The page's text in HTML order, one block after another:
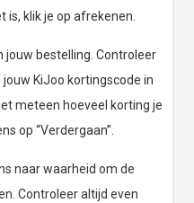
klik je op afrekenen.
jouw bestelling. Controleer
KiJoo kortingscode in
meteen hoeveel korting je
op “Verdergaan”.
naar waarheid om de
Controleer altijd even